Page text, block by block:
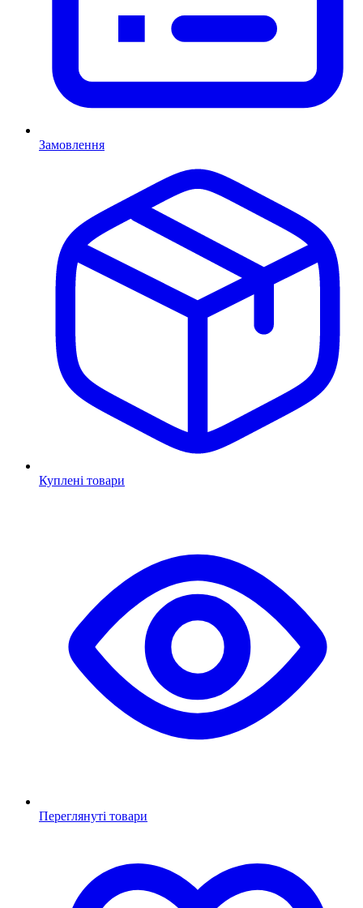
Замовлення
Куплені товари
Переглянуті товари